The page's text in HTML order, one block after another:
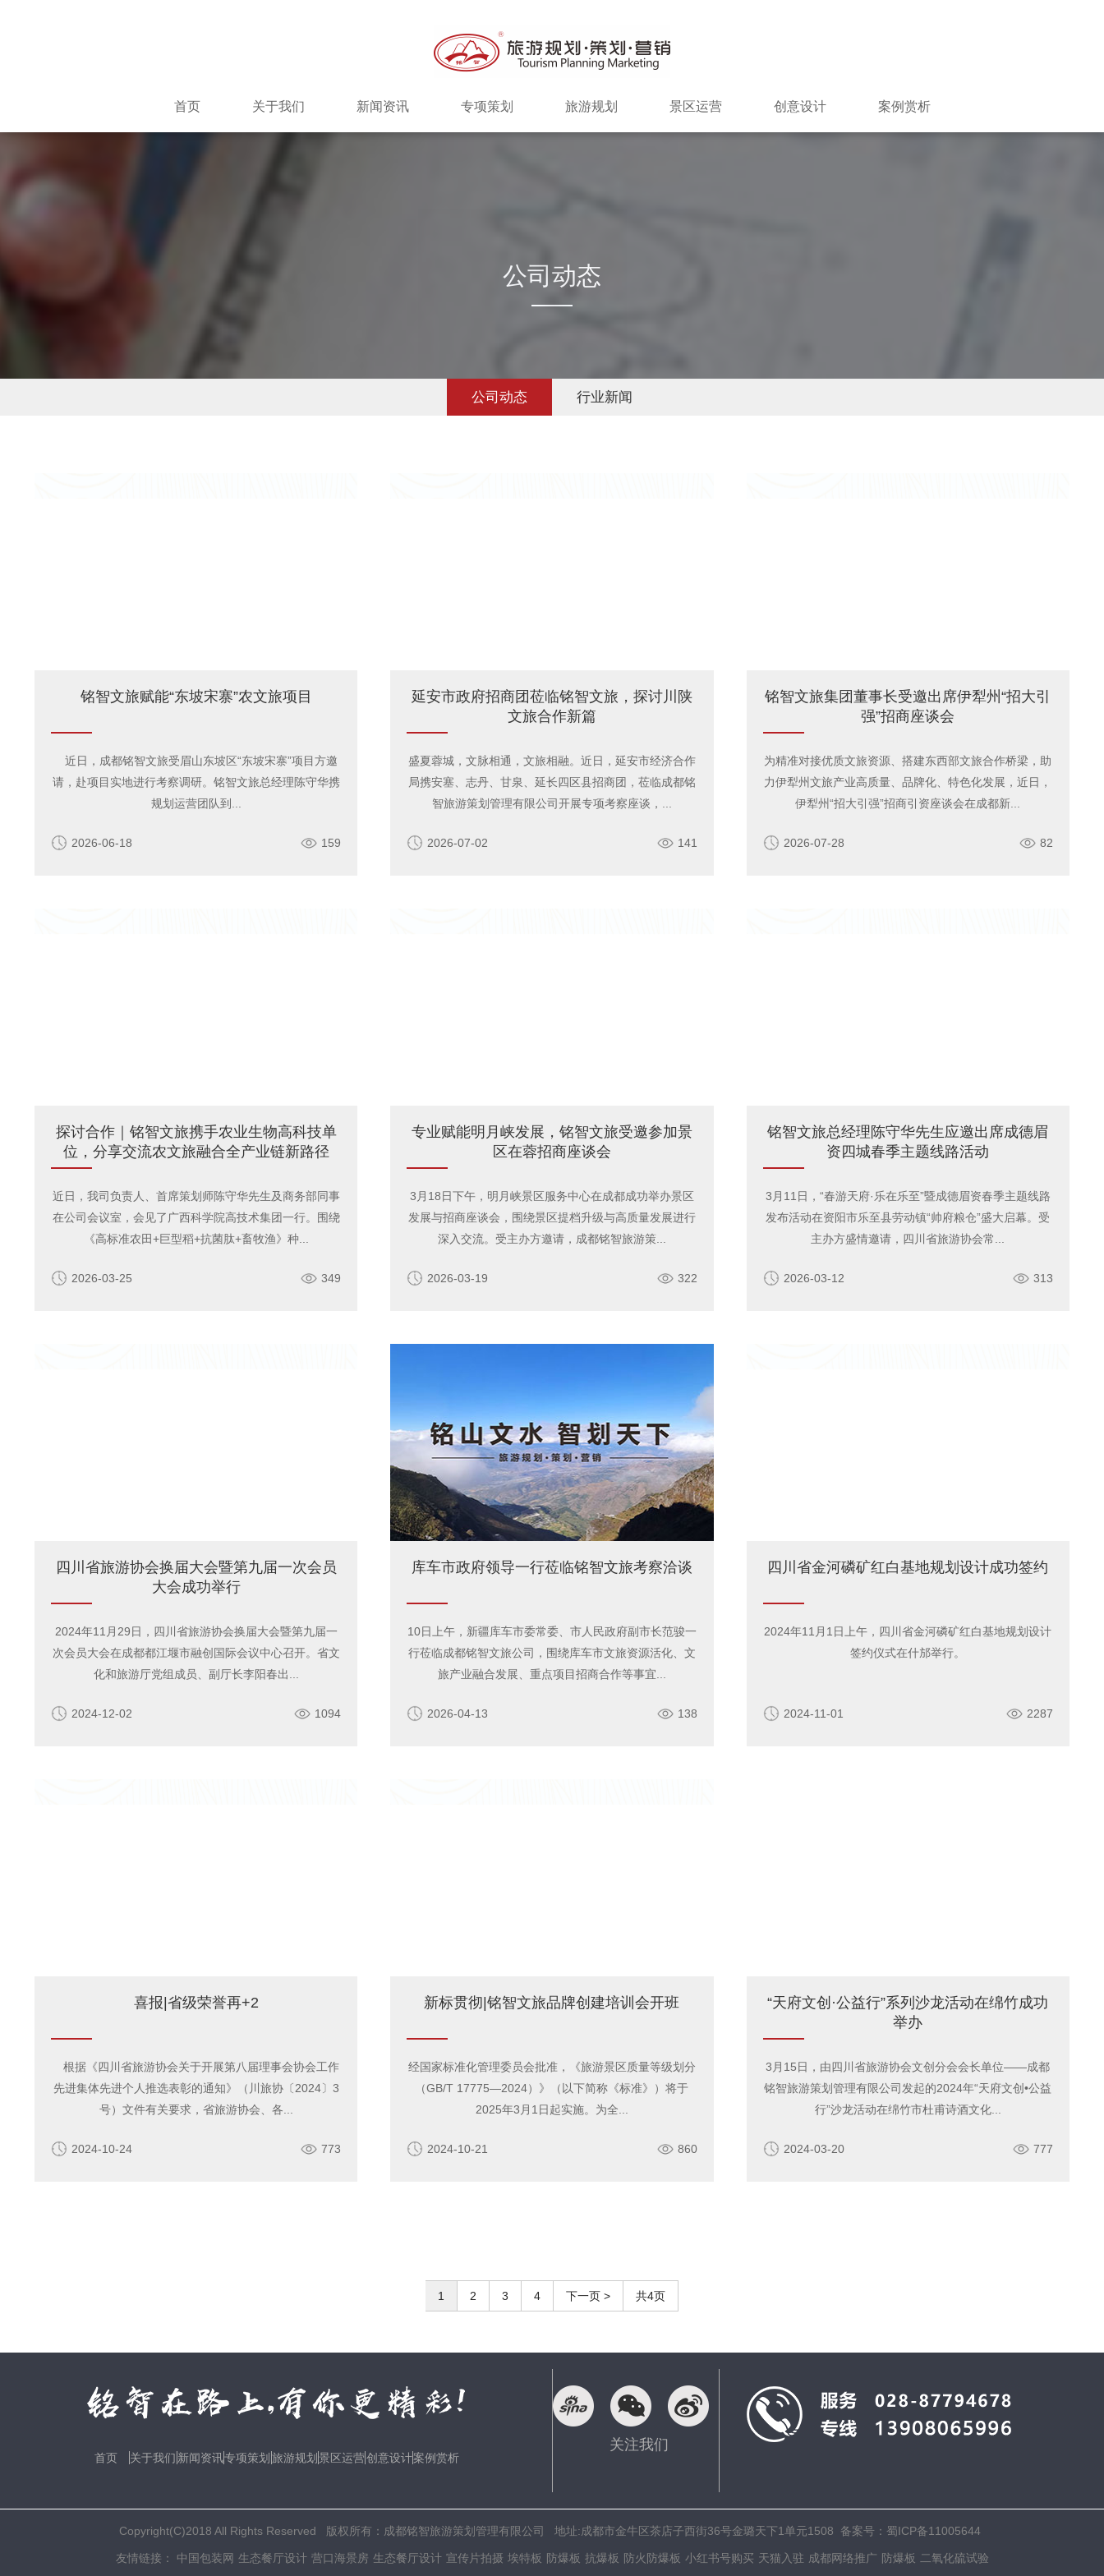
首页 关于我们 新闻资讯 专项策划 旅游规划 景区运营 创意设计 案例赏析
公司动态
公司动态 行业新闻
铭智文旅赋能“东坡宋寨”农文旅项目
近日，成都铭智文旅受眉山东坡区“东坡宋寨”项目方邀
请，赴项目实地进行考察调研。铭智文旅总经理陈守华携
规划运营团队到...
2026-06-18 159
延安市政府招商团莅临铭智文旅，探讨川陕
文旅合作新篇
盛夏蓉城，文脉相通，文旅相融。近日，延安市经济合作
局携安塞、志丹、甘泉、延长四区县招商团，莅临成都铭
智旅游策划管理有限公司开展专项考察座谈，...
2026-07-02 141
铭智文旅集团董事长受邀出席伊犁州“招大引
强”招商座谈会
为精准对接优质文旅资源、搭建东西部文旅合作桥梁，助
力伊犁州文旅产业高质量、品牌化、特色化发展，近日，
伊犁州“招大引强”招商引资座谈会在成都新...
2026-07-28 82
探讨合作｜铭智文旅携手农业生物高科技单
位，分享交流农文旅融合全产业链新路径
近日，我司负责人、首席策划师陈守华先生及商务部同事
在公司会议室，会见了广西科学院高技术集团一行。围绕
《高标准农田+巨型稻+抗菌肽+畜牧渔》种...
2026-03-25 349
专业赋能明月峡发展，铭智文旅受邀参加景
区在蓉招商座谈会
3月18日下午，明月峡景区服务中心在成都成功举办景区
发展与招商座谈会，围绕景区提档升级与高质量发展进行
深入交流。受主办方邀请，成都铭智旅游策...
2026-03-19 322
铭智文旅总经理陈守华先生应邀出席成德眉
资四城春季主题线路活动
3月11日，“春游天府·乐在乐至”暨成德眉资春季主题线路
发布活动在资阳市乐至县劳动镇“帅府粮仓”盛大启幕。受
主办方盛情邀请，四川省旅游协会常...
2026-03-12 313
四川省旅游协会换届大会暨第九届一次会员
大会成功举行
2024年11月29日，四川省旅游协会换届大会暨第九届一
次会员大会在成都都江堰市融创国际会议中心召开。省文
化和旅游厅党组成员、副厅长李阳春出...
2024-12-02 1094
库车市政府领导一行莅临铭智文旅考察洽谈
10日上午，新疆库车市委常委、市人民政府副市长范骏一
行莅临成都铭智文旅公司，围绕库车市文旅资源活化、文
旅产业融合发展、重点项目招商合作等事宜...
2026-04-13 138
四川省金河磷矿红白基地规划设计成功签约
2024年11月1日上午，四川省金河磷矿红白基地规划设计
签约仪式在什邡举行。
2024-11-01 2287
喜报|省级荣誉再+2
根据《四川省旅游协会关于开展第八届理事会协会工作
先进集体先进个人推选表彰的通知》（川旅协〔2024〕3
号）文件有关要求，省旅游协会、各...
2024-10-24 773
新标贯彻|铭智文旅品牌创建培训会开班
经国家标准化管理委员会批准，《旅游景区质量等级划分
（GB/T 17775—2024）》（以下简称《标准》）将于
2025年3月1日起实施。为全...
2024-10-21 860
“天府文创·公益行”系列沙龙活动在绵竹成功
举办
3月15日，由四川省旅游协会文创分会会长单位——成都
铭智旅游策划管理有限公司发起的2024年“天府文创•公益
行”沙龙活动在绵竹市杜甫诗酒文化...
2024-03-20 777
1 2 3 4 下一页 > 共4页
首页 关于我们 新闻资讯专项策划 旅游规划 景区运营创意设计案例赏析
关注我们
Copyright(C)2018 All Rights Reserved 版权所有：成都铭智旅游策划管理有限公司 地址:成都市金牛区茶店子西街36号金璐天下1单元1508 备案号： 蜀ICP备11005644
友情链接： 中国包装网 生态餐厅设计 营口海景房 生态餐厅设计 宣传片拍摄 埃特板 防爆板 抗爆板 防火防爆板 小红书号购买 天猫入驻 成都网络推广 防爆板 二氧化硫试验